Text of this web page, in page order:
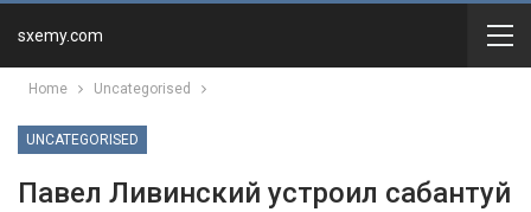
sxemy.com
Home Uncategorised
UNCATEGORISED
Павел Ливинский устроил сабантуй